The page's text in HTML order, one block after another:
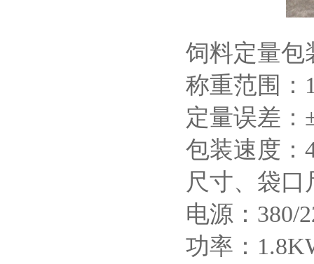
饲料定量包
称重范围：
定量误差：
包装速度：
尺寸、袋口
电源：380/
功率：